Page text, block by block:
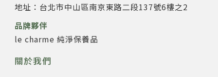
地址：台北市中山區南京東路二段137號6樓之2
品牌夥伴
le charme 純淨保養品
關於我們